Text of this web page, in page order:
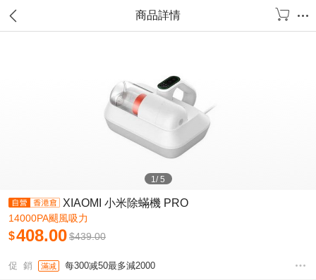
商品詳情
1/5
XIAOMI 小米除蟎機 PRO
14000PA颶風吸力
$408.00$439.00
促 銷 滿减 每300减50最多減2000